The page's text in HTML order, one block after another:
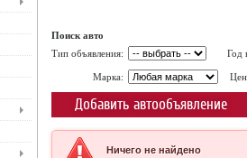
Поиск авто
Тип объявления:
Год
Марка:
Добавить автообъявление
Ничего не найдено